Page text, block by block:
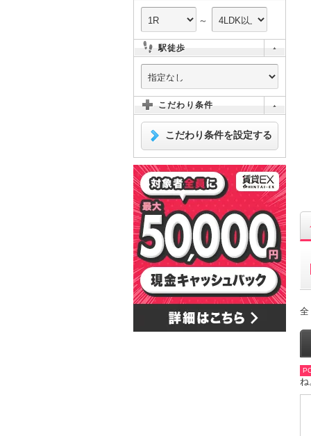
～
駅徒歩
こだわり条件
こだわり条件を設定する
全
ね